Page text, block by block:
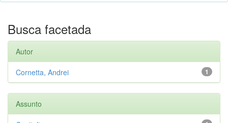
Busca facetada
Autor
1
Cornetta, Andrei
Assunto